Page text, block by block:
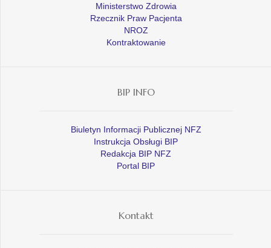
Ministerstwo Zdrowia
Rzecznik Praw Pacjenta
NROZ
Kontraktowanie
BIP INFO
Biuletyn Informacji Publicznej NFZ
Instrukcja Obsługi BIP
Redakcja BIP NFZ
Portal BIP
Kontakt